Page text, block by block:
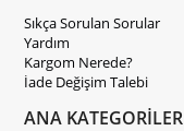
Sıkça Sorulan Sorular
Yardım
Kargom Nerede?
İade Değişim Talebi
ANA KATEGORİLER